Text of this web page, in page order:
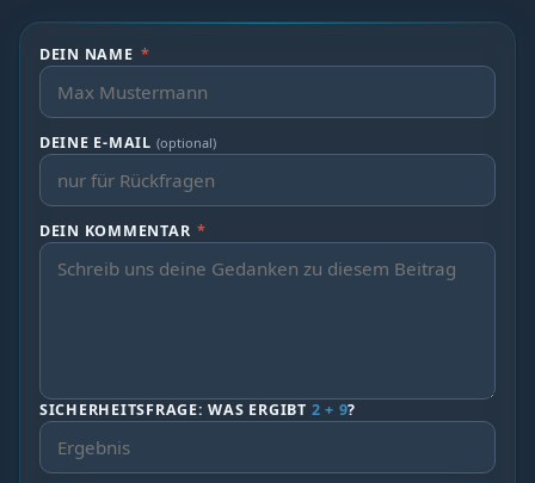
DEIN NAME *
DEINE E-MAIL (optional)
DEIN KOMMENTAR *
SICHERHEITSFRAGE: WAS ERGIBT 2 + 9?